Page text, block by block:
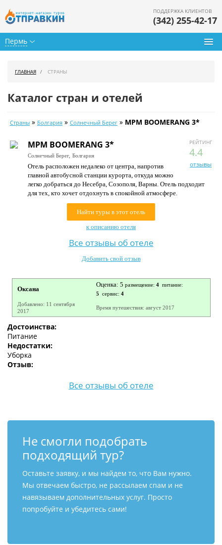
Пермь
ПОДДЕРЖКА КЛИЕНТОВ
(342) 255-42-17
Календарь туров
Цены дня
Страны
Как купить
ГЛАВНАЯ СТРАНЫ
Каталог стран и отелей
Страны » Болгария » Солнечный Берег » MPM BOOMERANG 3*
РЕЙТИНГ
4.4
отзывы
MPM BOOMERANG 3*
Солнечный Берег, Болгария
Отель расположен недалеко от центра, напротив
главной автобусной станции курорта, откуда можно
легко добраться до Несебра, Созополя, Варны. Отель подходит
для тех, кто хочет отдохнуть в спокойной атмосфере.
Найти туры в этот отель
к описанию отеля
Все отзывы об отеле
Добавить свой отзыв
Оксана
Оценка: 5 размещение: 4питание:
5 сервис: 4
Добавлено: 11 сентября
2017
Время путешествия: август 2017
Достоинства:
Питание
Недостатки:
Уборка
Отзыв:
Все отзывы об отеле
Не смогли подобрать
подходящий тур?
Оставьте заявку, и мы найдем то, что Вам нужно.
Мы отвечаем быстро, не рассылаем спам и не
навязываем дополнительных услуг. Просто
попробуйте и убедитесь сами!